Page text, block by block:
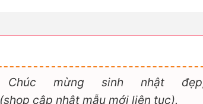
mừng sinh nhật
cập nhật mẫu mới liên tục).